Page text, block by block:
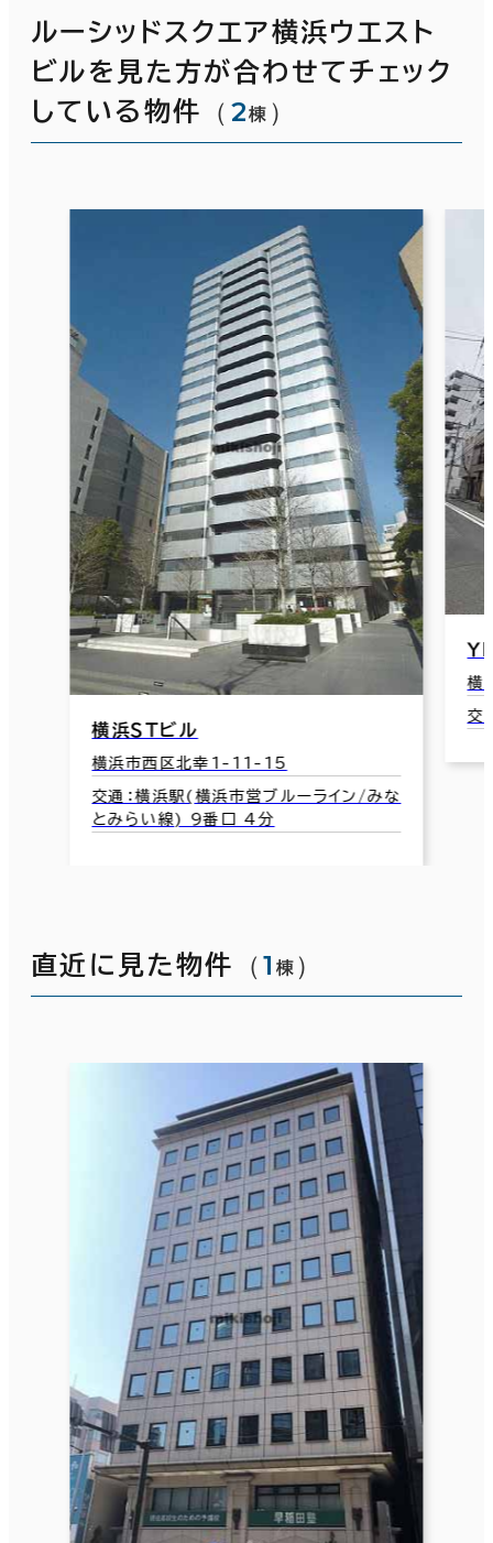
ルーシッドスクエア横浜ウエスト
ビルを見た方が合わせてチェック
している物件
（ 2棟 ）
横浜ＳＴビル
横浜市西区北幸1-11-15
交通：横浜駅(横浜市営ブルーライン/みな
とみらい線) 9番口 4分
Ｙ
横
交
直近に見た物件 （1 棟 ）